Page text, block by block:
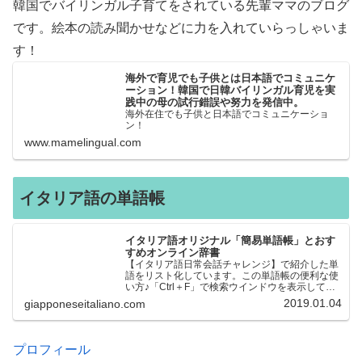
韓国でバイリンガル子育てをされている先輩ママのブログ
です。絵本の読み聞かせなどに力を入れていらっしゃいま
す！
海外で育児でも子供とは日本語でコミュニケ
ーション！韓国で日韓バイリンガル育児を実
践中の母の試行錯誤や努力を発信中。
海外在住でも子供と日本語でコミュニケーショ
ン！
www.mamelingual.com
イタリア語の単語帳
イタリア語オリジナル「簡易単語帳」とおす
すめオンライン辞書
【イタリア語日常会話チャレンジ】で紹介した単
語をリスト化しています。この単語帳の便利な使
い方♪「Ctrl＋F」で検索ウインドウを表示して、
知りたい単語を探すことができます。イタリア語
→日本語、日本語→イタリア語 どちらでも検索
できるので、良…
giapponeseitaliano.com 2019.01.04
プロフィール